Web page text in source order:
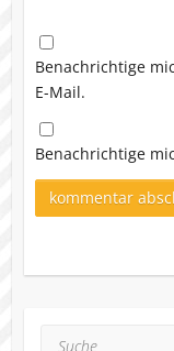
Benachrichtige
E-Mail.
Benachrichtige